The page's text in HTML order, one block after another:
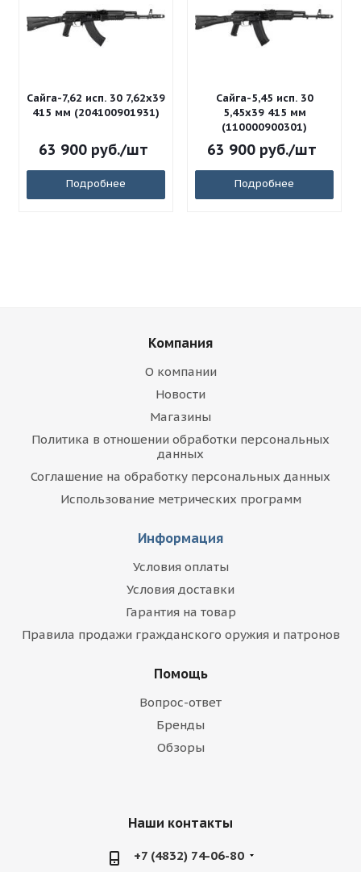
Сайга-7,62 исп. 30 7,62x39
415 мм (204100901931)
63 900руб./шт
Подробнее
Сайга-5,45 исп. 30
5,45x39 415 мм
(110000900301)
63 900руб./шт
Подробнее
Компания
О компании
Новости
Магазины
Политика в отношении обработки персональных
данных
Соглашение на обработку персональных данных
Использование метрических программ
Информация
Условия оплаты
Условия доставки
Гарантия на товар
Правила продажи гражданского оружия и патронов
Помощь
Вопрос-ответ
Бренды
Обзоры
Наши контакты
+7 (4832) 74-06-80